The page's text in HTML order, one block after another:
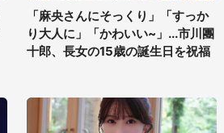
「麻央さんにそっくり」「すっか
り大人に」「かわいい~」...市川團
十郎、長女の15歳の誕生日を祝福